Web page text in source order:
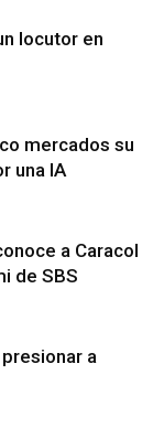
locutor en
mercados su
una IA
a Caracol
de SBS
a